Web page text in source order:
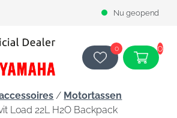
Nu geopend
0 0
/ Motortassen
Load 22L H2O Backpack